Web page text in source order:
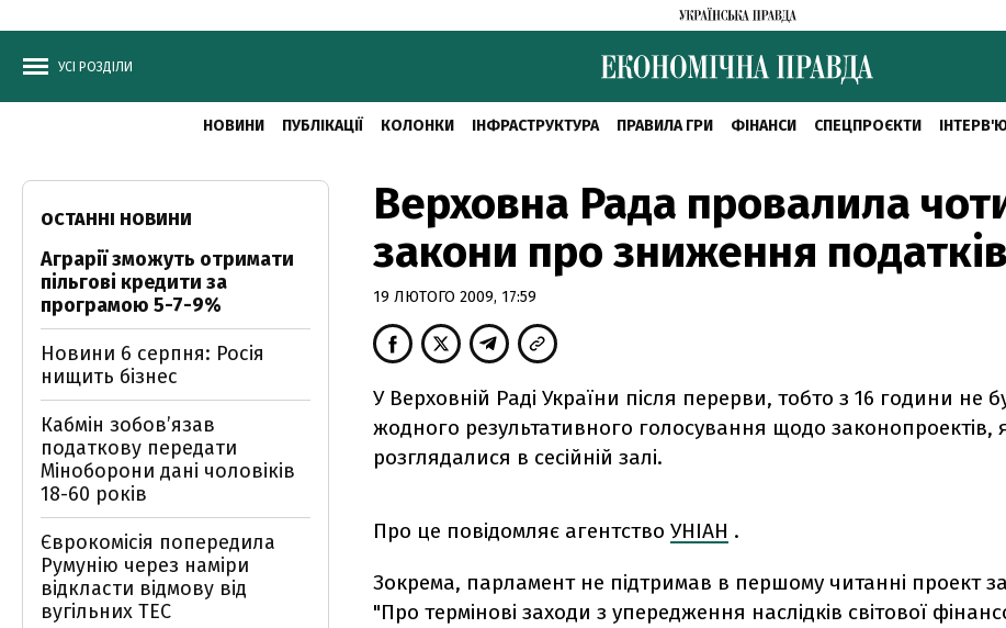
УСІ РОЗДІЛИ
НОВИНИ ПУБЛІКАЦІЇ КОЛОНКИ ІНФРАСТРУКТУРА ПРАВИЛА ГРИ ФІНАНСИ СПЕЦПРОЄКТИ
Верховна Рада провалила
закони про зниження податків
19 ЛЮТОГО 2009, 17:59
У Верховній Раді України після перерви, тобто з 16 години не
жодного результативного голосування щодо законопроектів,
розглядалися в сесійній залі.
Про це повідомляє агентство УНІАН .
Зокрема, парламент не підтримав в першому читанні проект
"Про термінові заходи з упередження наслідків світової
ОСТАННІ НОВИНИ
Аграрії зможуть отримати
пільгові кредити за
програмою 5-7-9%
Новини 6 серпня: Росія
нищить бізнес
Кабмін зобовʼязав
податкову передати
Міноборони дані чоловіків
18-60 років
Єврокомісія попередила
Румунію через наміри
відкласти відмову від
вугільних ТЕС